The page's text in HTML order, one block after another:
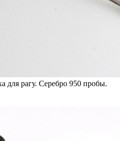
для рагу. Серебро 950 пробы.